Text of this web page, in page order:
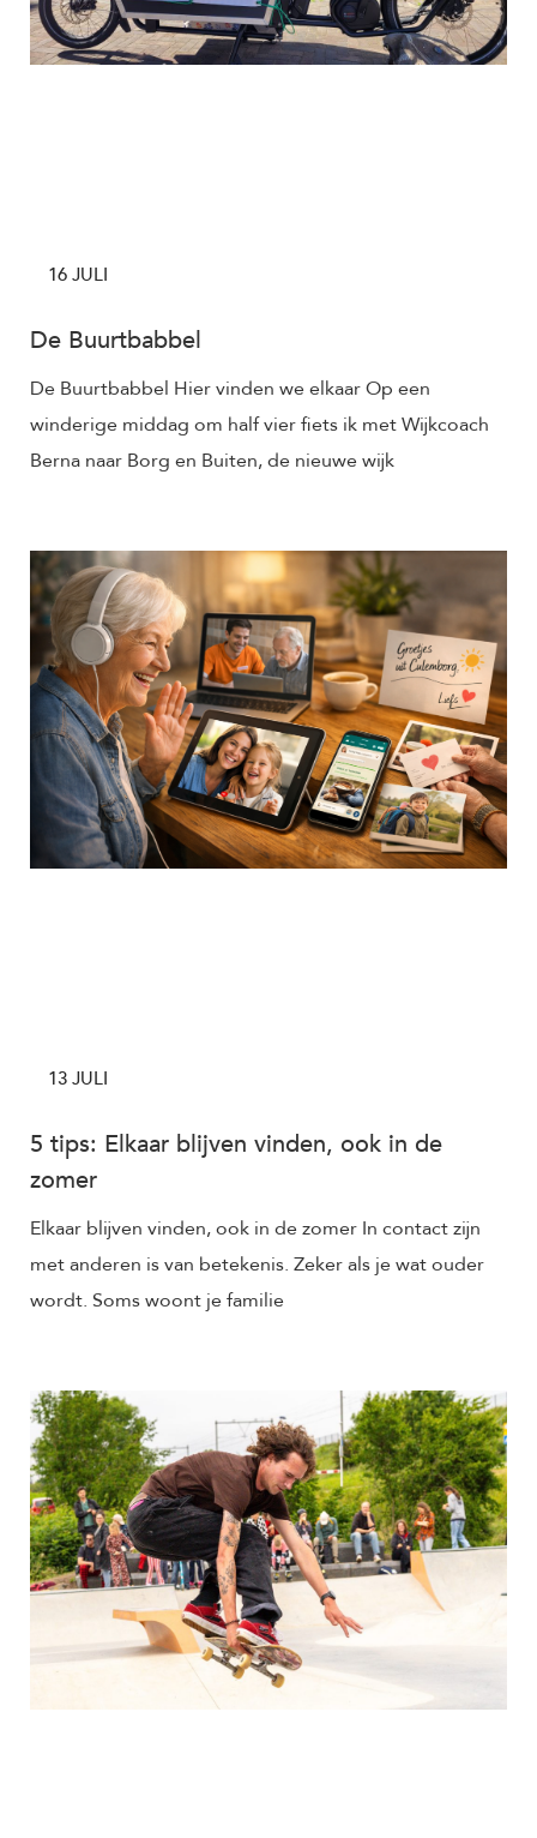
De Buurtbabbel
16 JULI
De Buurtbabbel Hier vinden we elkaar Op een
winderige middag om half vier fiets ik met Wijkcoach
Berna naar Borg en Buiten, de nieuwe wijk
5 tips: Elkaar blijven vinden, ook in de
zomer
13 JULI
Elkaar blijven vinden, ook in de zomer In contact zijn
met anderen is van betekenis. Zeker als je wat ouder
wordt. Soms woont je familie